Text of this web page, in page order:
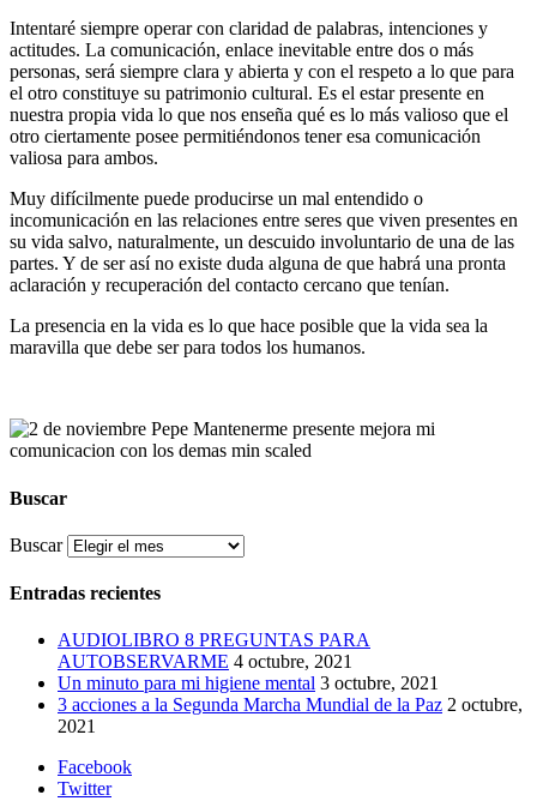
Intentaré siempre operar con claridad de palabras, intenciones y
actitudes. La comunicación, enlace inevitable entre dos o más
personas, será siempre clara y abierta y con el respeto a lo que para
el otro constituye su patrimonio cultural. Es el estar presente en
nuestra propia vida lo que nos enseña qué es lo más valioso que el
otro ciertamente posee permitiéndonos tener esa comunicación
valiosa para ambos.
Muy difícilmente puede producirse un mal entendido o
incomunicación en las relaciones entre seres que viven presentes en
su vida salvo, naturalmente, un descuido involuntario de una de las
partes. Y de ser así no existe duda alguna de que habrá una pronta
aclaración y recuperación del contacto cercano que tenían.
La presencia en la vida es lo que hace posible que la vida sea la
maravilla que debe ser para todos los humanos.
Buscar
Buscar
Entradas recientes
AUDIOLIBRO 8 PREGUNTAS PARA
AUTOBSERVARME 4 octubre, 2021
Un minuto para mi higiene mental 3 octubre, 2021
3 acciones a la Segunda Marcha Mundial de la Paz 2 octubre,
2021
Facebook
Twitter